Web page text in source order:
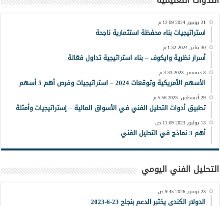
21 يونيو, 2024 12:09 م
استراتيجيات بناء محفظة استثمارية ناجحة
30 يناير, 2024 1:32 م
أسرار نظرية وايكوف – بناء استراتيجية تداول فعّالة
8 ديسمبر, 2023 3:33 م
الأسهم الأمريكية وتوقعات 2024 – استراتيجيات وفرص أهم 5 أسهم
29 أغسطس, 2023 5:56 م
تطبيق أدوات التحليل الفني في الأسواق المالية – إستراتيجيات وأمثلة
13 يوليو, 2023 11:09 ص
أهم 3 نماذج في التحليل الفني
التحليل الفني اليومي
23 يونيو, 2026 9:45 ص
الدولار الكندي يختبر الدعم بنجاح 23-6-2023